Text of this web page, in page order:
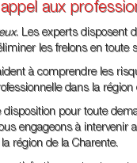
aux
. Les experts disposent
les frelons en toute
à comprendre les
dans la région
disposition pour toute
engageons à intervenir
région de la Charente.